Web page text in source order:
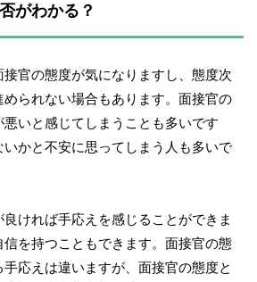
がわかる？
官の態度が気になりますし、態度次
られない場合もあります。面接官の
いと感じてしまうことも多いです
いかと不安に思ってしまう人も多いで
ければ手応えを感じることができま
を持つこともできます。面接官の態
応えは違いますが、面接官の態度と